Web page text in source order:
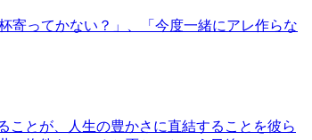
寄ってかない？」、「今度一緒にアレ作らな
ことが、人生の豊かさに直結することを彼ら